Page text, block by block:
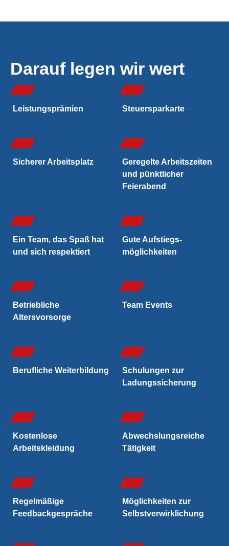
Darauf legen wir wert
Leistungs­prämien Steuersparkarte
Sicherer Arbeitsplatz
Geregelte Arbeitszeiten
und pünktlicher
Feierabend
Ein Team, das Spaß hat
und sich respektiert
Gute Aufstiegs­
möglichkeiten
Betriebliche
Altersvorsorge
Team Events
Berufliche Weiterbildung
Schulungen zur
Ladungs­sicherung
Kostenlose
Arbeitskleidung
Abwechslungs­reiche
Tätigkeit
Regelmäßige
Feedbackgespräche
Möglichkeiten zur
Selbst­verwirklichung